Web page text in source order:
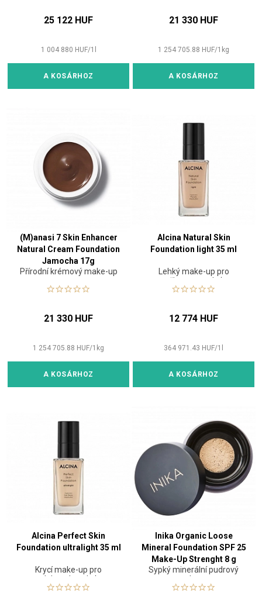
25 122 HUF
1 004 880 HUF/1
A KOSÁRHOZ
21 330 HUF
1 254 705.88 HUF/1 kg
A KOSÁRHOZ
(M)anasi 7 Skin Enhancer
Natural Cream Foundation
Jamocha 17g
Přírodní krémový make-up
21 330 HUF
1 254 705.88 HUF/1 kg
A KOSÁRHOZ
Alcina Natural Skin
Foundation light 35 ml
Lehký make-up pro
přirozenou pleť
12 774 HUF
364 971.43 HUF/1
A KOSÁRHOZ
Alcina Perfect Skin
Foundation ultralight 35 ml
Krycí make-up pro
dokonalou pleť
Inika Organic Loose
Mineral Foundation SPF 25
Make-Up Strenght 8 g
Sypký minerální pudrový
make-up